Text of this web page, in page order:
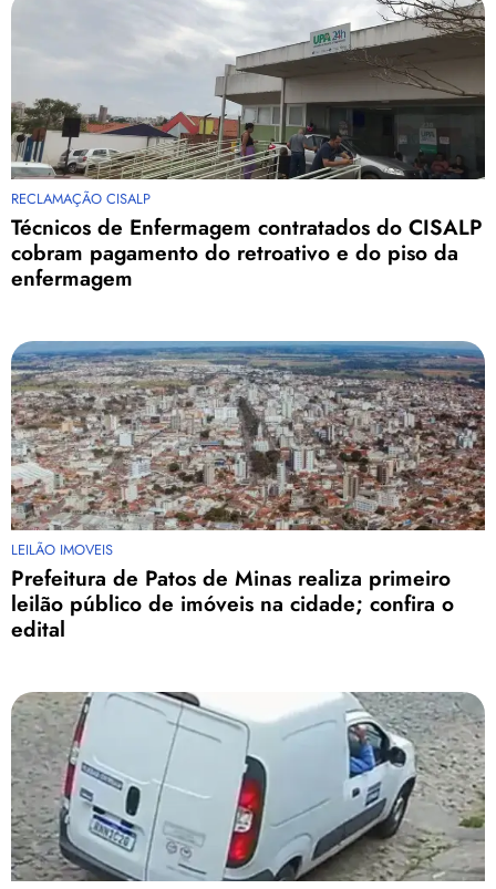
RECLAMAÇÃO CISALP
Técnicos de Enfermagem contratados do CISALP
cobram pagamento do retroativo e do piso da
enfermagem
LEILÃO IMOVEIS
Prefeitura de Patos de Minas realiza primeiro
leilão público de imóveis na cidade; confira o
edital